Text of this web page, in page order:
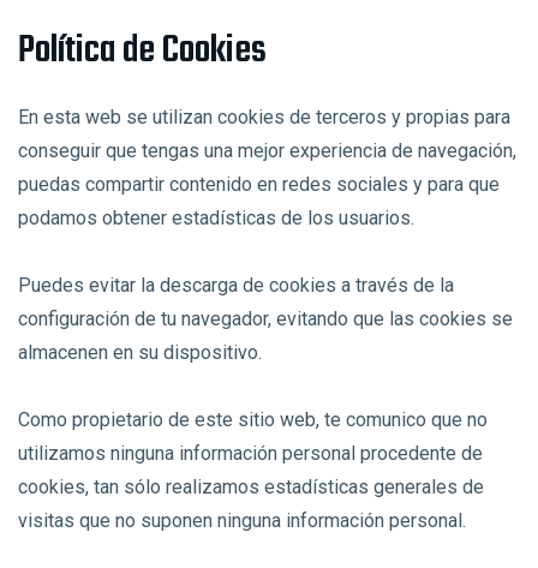
Política de Cookies
En esta web se utilizan cookies de terceros y propias para
conseguir que tengas una mejor experiencia de navegación,
puedas compartir contenido en redes sociales y para que
podamos obtener estadísticas de los usuarios.
Puedes evitar la descarga de cookies a través de la
configuración de tu navegador, evitando que las cookies se
almacenen en su dispositivo.
Como propietario de este sitio web, te comunico que no
utilizamos ninguna información personal procedente de
cookies, tan sólo realizamos estadísticas generales de
visitas que no suponen ninguna información personal.